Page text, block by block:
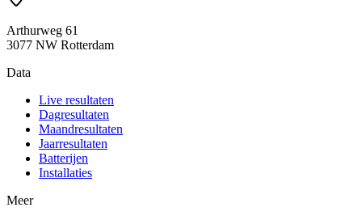
Arthurweg 61
3077 NW Rotterdam
Data
Live resultaten
Dagresultaten
Maandresultaten
Jaarresultaten
Batterijen
Installaties
Meer